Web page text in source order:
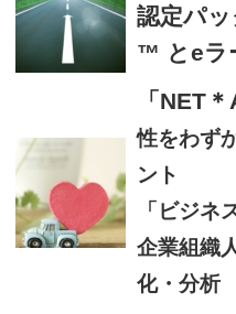
認定パ
™ とeラ
「NET
性をわず
ント
「ビジネ
企業組織
化・分析